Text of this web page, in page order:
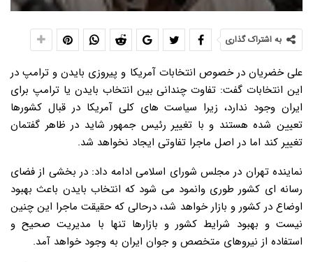
به اشتراک گذاری
علی خضریان در خصوص انتخابات آمریکا و پیروزی بایدن و ترامپ در
این انتخابات گفت: تفاوت چندانی بین انتخاب بایدن یا ترامپ برای
ایران وجود ندارد، زیرا سیاست های کلی آمریکا در قبال کشورها
تعیین شده هستند و با تغییر رئیس جمهور شاید در ظاهر گفتمان
تغییر کند اما در اصل ماجرا تفاوتی ایجاد نخواهد شد.
نماینده تهران در مجلس شورای اسلامی ادامه داد: در بخشی از فضای
رسانه ای کشور طوری وانمود می شود که انتخاب بایدن باعث بهبود
اوضاع در کشور و بازار خواهد شد، درحالی که حقیقت ماجرا این چنین
نیست و بهبود شرایط کشور و بازارها تنها با مدیریت صحیح و
استفاده از نیروهای متخصص و جوان ایران به وجود خواهد آمد.